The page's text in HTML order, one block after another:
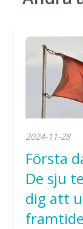
2024-11-28
Första
De sju
dig att